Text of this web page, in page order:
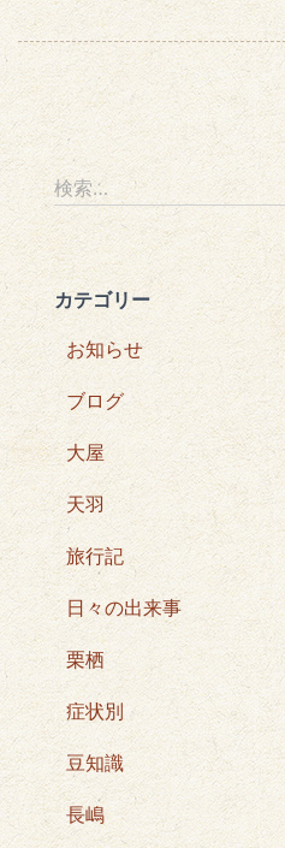
検
索
:
検索…
カテゴリー
お知らせ
ブログ
大屋
天羽
旅行記
日々の出来事
栗栖
症状別
豆知識
長嶋